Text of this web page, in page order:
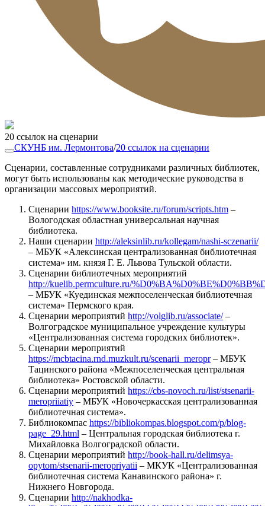
20 ссылок на сценарии
СКУНБ им. Лермонтова/20 ссылок на сценарии
Сценарии, составленные сотрудниками различных библиотек,
могут быть использованы как методические руководства в
организации массовых мероприятий.
Сценарии https://www.booksite.ru/forum/scripts.htm –
Вологодская областная универсальная научная
библиотека.
Наши сценарии http://aleksinlib.ru/kollegam/nashi-sczenarii/
– МБУК «Алексинская централизованная библиотечная
система» им. князя Г. Е. Львова Тульской области.
Сценарии библиотечных мероприятий
http://kuelib.permculture.ru/
– МБУК «Куединская межпоселенческая библиотечная
система» Пермского края.
Сценарии мероприятий http://volglib.ru/associate/–
Волгоградское муниципальное учреждение культуры
«Централизованная система городских библиотек».
Сценарии мероприятий
https://mcbtacina.rnd.muzkult.ru/scenarii_meropr– МБУК
Тацинского района «Межпоселенческая центральная
библиотека» Ростовской области.
Сценарии мероприятий https://cbs-novoch.ru/list/stsenarii-
meropriiatiy – МБУК «Новочеркасская централизованная
библиотечная система».
Библиокомпас https://bibliokompas.blogspot.com/p/blog-
page_29.html – Центральная городская библиотека г.
Михайловка Волгоградской области.
Сценарии мероприятий http://book-hall.ru/delimsya-
opytom/stsenarii-meropriyatii – МКУК «Централизованная
библиотечная система Канавинского района» г.
Нижнего Новгорода.
Сценарии http://nakhodka-